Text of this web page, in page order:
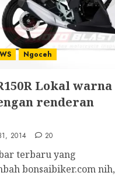
Ngoceh
Lokal warna
renderan
2014 20
terbaru yang
bonsaibiker.com nih,